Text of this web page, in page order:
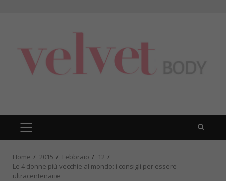
PRIMARY
MENU
Home 2015 Febbraio
12
Le 4 donne più vecchie al mondo: i consigli per essere
ultracentenarie